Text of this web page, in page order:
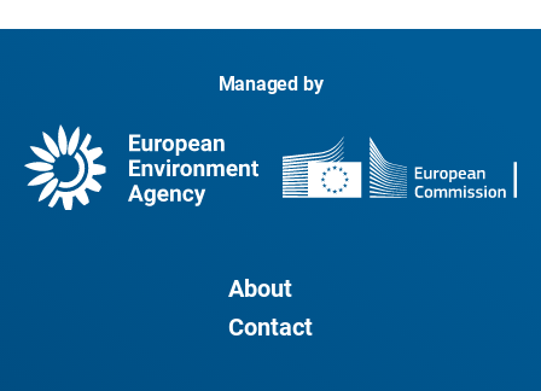
Managed by
About
Contact